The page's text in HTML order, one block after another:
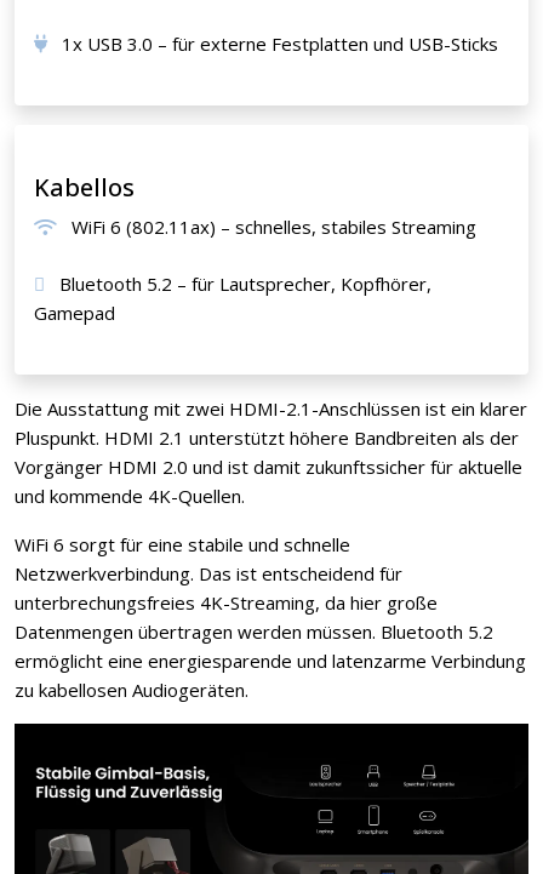
1x USB 3.0 – für externe Festplatten und USB-Sticks
Kabellos
WiFi 6 (802.11ax) – schnelles, stabiles Streaming
Bluetooth 5.2 – für Lautsprecher, Kopfhörer,
Gamepad
Die Ausstattung mit zwei HDMI-2.1-Anschlüssen ist ein klarer
Pluspunkt. HDMI 2.1 unterstützt höhere Bandbreiten als der
Vorgänger HDMI 2.0 und ist damit zukunftssicher für aktuelle
und kommende 4K-Quellen.
WiFi 6 sorgt für eine stabile und schnelle
Netzwerkverbindung. Das ist entscheidend für
unterbrechungsfreies 4K-Streaming, da hier große
Datenmengen übertragen werden müssen. Bluetooth 5.2
ermöglicht eine energiesparende und latenzarme Verbindung
zu kabellosen Audiogeräten.